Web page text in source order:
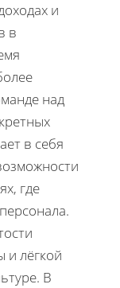
и
в
над
в себя
где
и лёгкой
В